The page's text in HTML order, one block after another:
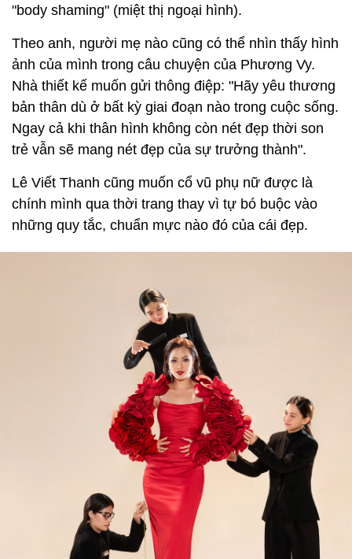
"body shaming" (miệt thị ngoại hình).
Theo anh, người mẹ nào cũng có thể nhìn thấy hình
ảnh của mình trong câu chuyện của Phương Vy.
Nhà thiết kế muốn gửi thông điệp: "Hãy yêu thương
bản thân dù ở bất kỳ giai đoạn nào trong cuộc sống.
Ngay cả khi thân hình không còn nét đẹp thời son
trẻ vẫn sẽ mang nét đẹp của sự trưởng thành".
Lê Viết Thanh cũng muốn cổ vũ phụ nữ được là
chính mình qua thời trang thay vì tự bó buộc vào
những quy tắc, chuẩn mực nào đó của cái đẹp.